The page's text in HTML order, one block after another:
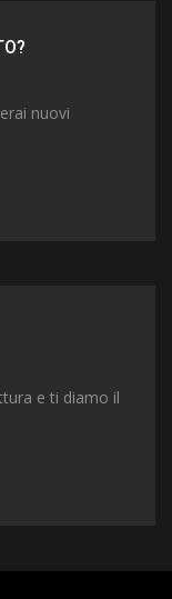
nuovi
e ti diamo il